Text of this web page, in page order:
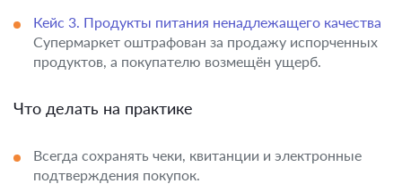
Кейс 3. Продукты питания ненадлежащего качества
Супермаркет оштрафован за продажу испорченных
продуктов, а покупателю возмещён ущерб.
Что делать на практике
Всегда сохранять чеки, квитанции и электронные
подтверждения покупок.